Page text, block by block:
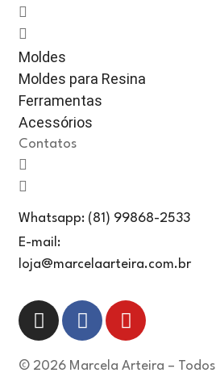
Moldes
Moldes para Resina
Ferramentas
Acessórios
Contatos
Whatsapp: (81) 99868-2533
E-mail:
loja@marcelaarteira.com.br
© 2026 Marcela Arteira – Todos